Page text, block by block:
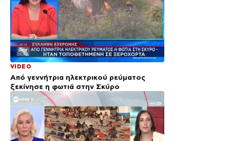
VIDEO
Από γεννήτρια ηλεκτρικού ρεύματος
ξεκίνησε η φωτιά στην Σκύρο